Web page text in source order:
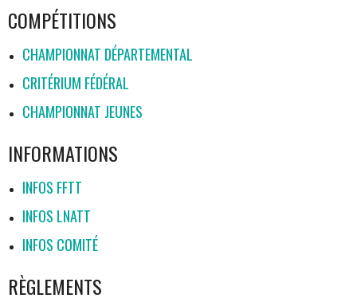
COMPÉTITIONS
CHAMPIONNAT DÉPARTEMENTAL
CRITÉRIUM FÉDÉRAL
CHAMPIONNAT JEUNES
INFORMATIONS
INFOS FFTT
INFOS LNATT
INFOS COMITÉ
RÈGLEMENTS